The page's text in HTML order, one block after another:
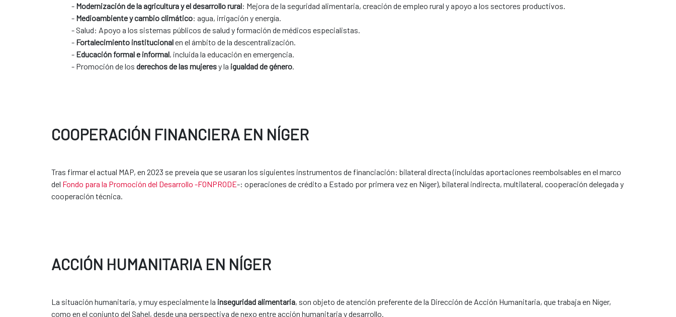
- Modernización de la agricultura y el desarrollo rural: Mejora de la seguridad alimentaria, creación de empleo rural y apoyo a los sectores productivos.
- Medioambiente y cambio climático: agua, irrigación y energía.
- Salud: Apoyo a los sistemas públicos de salud y formación de médicos especialistas.
- Fortalecimiento institucionalen el ámbito de la descentralización.
- Educación formal e informal, incluida la educación en emergencia.
- Promoción de los derechos de las mujeresy la igualdad de género
COOPERACIÓN FINANCIERA EN NÍGER
Tras firmar el actual MAP, en 2023 se preveía que se usaran los siguientes instrumentos de financiación: bilateral directa (incluidas aportaciones reembolsables en el marco
del Fondo para la Promoción del Desarrollo -FONPRODE-: operaciones de crédito a Estado por primera vez en Níger), bilateral indirecta, multilateral, cooperación delegada y
cooperación técnica.
ACCIÓN HUMANITARIA EN NÍGER
La situación humanitaria, y muy especialmente la inseguridad alimentaria, son objeto de atención preferente de la Dirección de Acción Humanitaria, que trabaja en Níger,
como en el conjunto del Sahel, desde una perspectiva de nexo entre acción humanitaria y desarrollo.